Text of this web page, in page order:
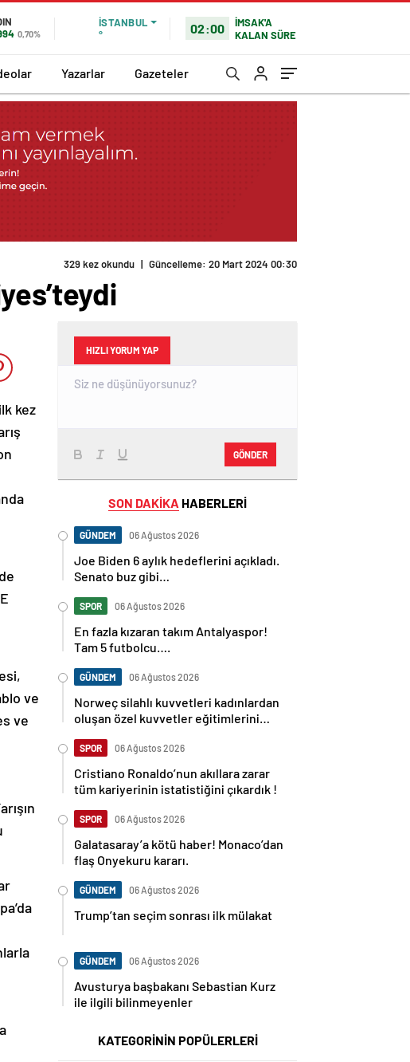
0,70%
İSTANBUL
°
02:00
İMSAK'A
KALAN SÜRE
Yazarlar Gazeteler
329 kez okundu | Güncelleme: 20 Mart 2024 00:30
kez
ve
ve
HIZLI YORUM YAP
GÖNDER
SON DAKİKA HABERLERİ
GÜNDEM 06 Ağustos 2026
Joe Biden 6 aylık hedeflerini açıkladı.
Senato buz gibi…
SPOR 06 Ağustos 2026
En fazla kızaran takım Antalyaspor!
Tam 5 futbolcu….
GÜNDEM 06 Ağustos 2026
Norweç silahlı kuvvetleri kadınlardan
oluşan özel kuvvetler eğitimlerini
SPOR 06 Ağustos 2026
Cristiano Ronaldo’nun akıllara zarar
tüm kariyerinin istatistiğini çıkardık !
SPOR 06 Ağustos 2026
Galatasaray’a kötü haber! Monaco’dan
flaş Onyekuru kararı.
GÜNDEM 06 Ağustos 2026
Trump’tan seçim sonrası ilk mülakat
GÜNDEM 06 Ağustos 2026
Avusturya başbakanı Sebastian Kurz
ile ilgili bilinmeyenler
KATEGORİNİN POPÜLERLERİ